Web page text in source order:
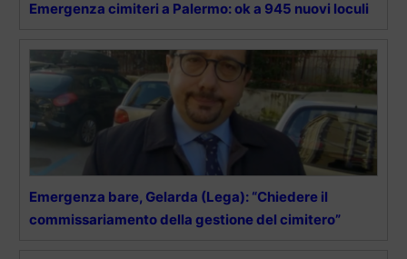
Emergenza cimiteri a Palermo: ok a 945 nuovi loculi
Emergenza bare, Gelarda (Lega): “Chiedere il
commissariamento della gestione del cimitero”